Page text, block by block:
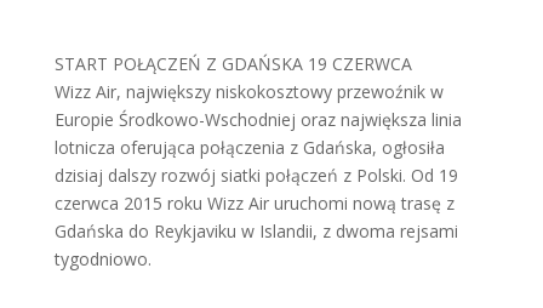
START POŁĄCZEŃ Z GDAŃSKA 19 CZERWCA
Wizz Air, największy niskokosztowy przewoźnik w
Europie Środkowo-Wschodniej oraz największa linia
lotnicza oferująca połączenia z Gdańska, ogłosiła
dzisiaj dalszy rozwój siatki połączeń z Polski. Od 19
czerwca 2015 roku Wizz Air uruchomi nową trasę z
Gdańska do Reykjaviku w Islandii, z dwoma rejsami
tygodniowo.